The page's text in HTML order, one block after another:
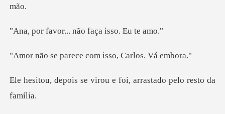
... não faça is
ece com isso, Ca
virou e foi, arrastad